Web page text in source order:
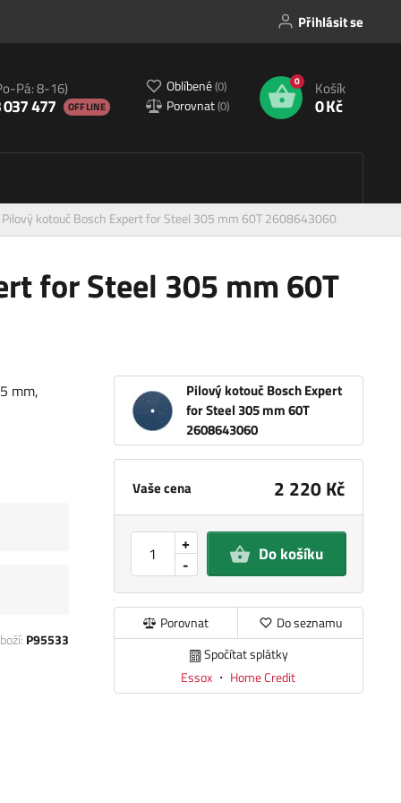
Přihlásit se
Pá: 8-16)
477 OFFLINE
Oblíbené(0)
Porovnat(0)
0 Košík
0 Kč
Pilový kotouč Bosch Expert for Steel 305 mm 60T 2608643060
for Steel 305 mm 60T
Pilový kotouč Bosch Expert
for Steel 305 mm 60T
2608643060
Vaše cena 2 220 Kč
-
+ Do košíku
Porovnat
Do seznamu
Spočítat splátky
Essox ・ Home Credit
mm,
P95533